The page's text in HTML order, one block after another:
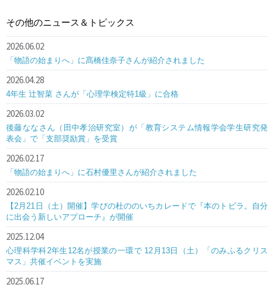
その他のニュース＆トピックス
2026.06.02
「物語の始まりへ」に髙橋佳奈子さんが紹介されました
2026.04.28
4年生 辻智菜 さんが「心理学検定特1級」に合格
2026.03.02
後藤ななさん（田中孝治研究室）が「教育システム情報学会学生研究発
表会」で「支部奨励賞」を受賞
2026.02.17
「物語の始まりへ」に石村優里さんが紹介されました
2026.02.10
【2月21日（土）開催】学びの杜ののいちカレードで『本のトビラ。自分
に出会う新しいアプローチ』が開催
2025.12.04
心理科学科2年生12名が授業の一環で 12月13日（土）「のみふるクリス
マス」共催イベントを実施
2025.06.17